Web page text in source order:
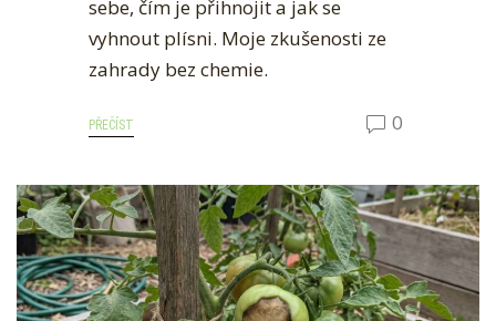
sebe, čím je přihnojit a jak se
vyhnout plísni. Moje zkušenosti ze
zahrady bez chemie.
PŘEČÍST 0